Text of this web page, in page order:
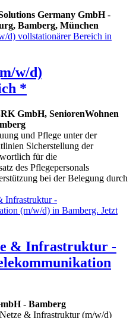
Germany GmbH-
Bamberg, München
w/d)
*
GmbH, SeniorenWohnen
und Pflege unter der
Sicherstellung der
für die
des Pflegepersonals
bei der Belegung durch
& Infrastruktur -
- Bamberg
& Infrastruktur (m/w/d)